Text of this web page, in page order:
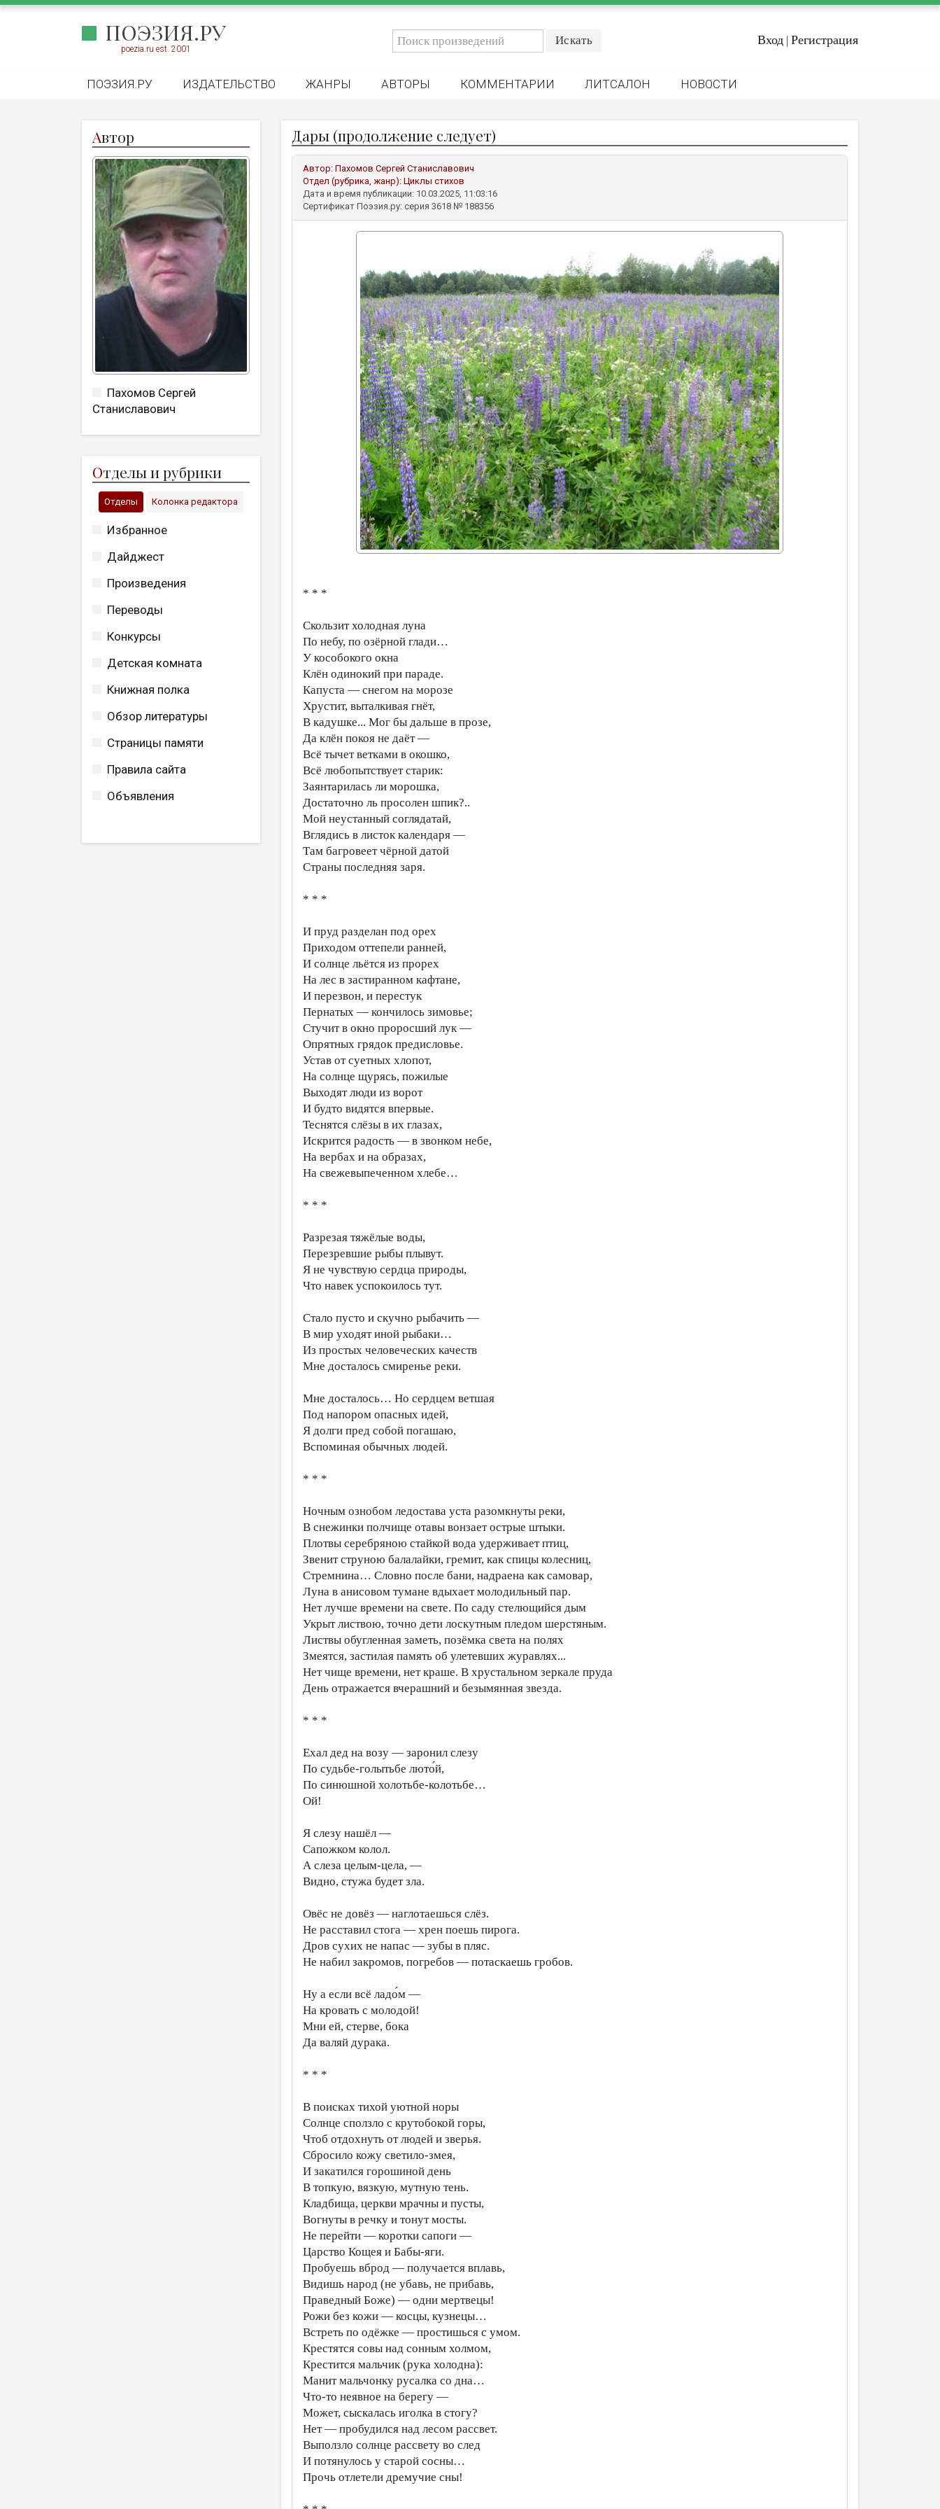
ПОЭЗИЯ.РУ
poezia.ru est. 2001
Вход | Регистрация
ПОЭЗИЯ.РУ ИЗДАТЕЛЬСТВО ЖАНРЫ АВТОРЫ КОММЕНТАРИИ ЛИТСАЛОН НОВОСТИ
Автор
Пахомов Сергей
Станиславович
Отделы и рубрики
Отделы Колонка редактора
Избранное
Дайджест
Произведения
Переводы
Конкурсы
Детская комната
Книжная полка
Обзор литературы
Страницы памяти
Правила сайта
Объявления
Дары (продолжение следует)
Автор: Пахомов Сергей Станиславович
Отдел (рубрика, жанр): Циклы стихов
Дата и время публикации: 10.03.2025, 11:03:16
Сертификат Поэзия.ру: серия 3618 № 188356
* * *
Скользит холодная луна
По небу, по озёрной глади…
У кособокого окна
Клён одинокий при параде.
Капуста — снегом на морозе
Хрустит, выталкивая гнёт,
В кадушке... Мог бы дальше в прозе,
Да клён покоя не даёт —
Всё тычет ветками в окошко,
Всё любопытствует старик:
Заянтарилась ли морошка,
Достаточно ль просолен шпик?..
Мой неустанный соглядатай,
Вглядись в листок календаря —
Там багровеет чёрной датой
Страны последняя заря.
* * *
И пруд разделан под орех
Приходом оттепели ранней,
И солнце льётся из прорех
На лес в застиранном кафтане,
И перезвон, и перестук
Пернатых — кончилось зимовье;
Стучит в окно проросший лук —
Опрятных грядок предисловье.
Устав от суетных хлопот,
На солнце щурясь, пожилые
Выходят люди из ворот
И будто видятся впервые.
Теснятся слёзы в их глазах,
Искрится радость — в звонком небе,
На вербах и на образах,
На свежевыпеченном хлебе…
* * *
Разрезая тяжёлые воды,
Перезревшие рыбы плывут.
Я не чувствую сердца природы,
Что навек успокоилось тут.
Стало пусто и скучно рыбачить —
В мир уходят иной рыбаки…
Из простых человеческих качеств
Мне досталось смиренье реки.
Мне досталось… Но сердцем ветшая
Под напором опасных идей,
Я долги пред собой погашаю,
Вспоминая обычных людей.
* * *
Ночным ознобом ледостава уста разомкнуты реки,
В снежинки полчище отавы вонзает острые штыки.
Плотвы серебряною стайкой вода удерживает птиц,
Звенит струною балалайки, гремит, как спицы колесниц,
Стремнина… Словно после бани, надраена как самовар,
Луна в анисовом тумане вдыхает молодильный пар.
Нет лучше времени на свете. По саду стелющийся дым
Укрыт листвою, точно дети лоскутным пледом шерстяным.
Листвы обугленная заметь, позёмка света на полях
Змеятся, застилая память об улетевших журавлях...
Нет чище времени, нет краше. В хрустальном зеркале пруда
День отражается вчерашний и безымянная звезда.
* * *
Ехал дед на возу — заронил слезу
По судьбе-голытьбе люто́й,
По синюшной холотьбе-колотьбе…
Ой!
Я слезу нашёл —
Сапожком колол.
А слеза целым-цела, —
Видно, стужа будет зла.
Овёс не довёз — наглотаешься слёз.
Не расставил стога — хрен поешь пирога.
Дров сухих не напас — зубы в пляс.
Не набил закромов, погребов — потаскаешь гробов.
Ну а если всё ладо́м —
На кровать с молодой!
Мни ей, стерве, бока
Да валяй дурака.
* * *
В поисках тихой уютной норы
Солнце сползло с крутобокой горы,
Чтоб отдохнуть от людей и зверья.
Сбросило кожу светило-змея,
И закатился горошиной день
В топкую, вязкую, мутную тень.
Кладбища, церкви мрачны и пусты,
Вогнуты в речку и тонут мосты.
Не перейти — коротки сапоги —
Царство Кощея и Бабы-яги.
Пробуешь вброд — получается вплавь,
Видишь народ (не убавь, не прибавь,
Праведный Боже) — одни мертвецы!
Рожи без кожи — косцы, кузнецы…
Встреть по одёжке — простишься с умом.
Крестятся совы над сонным холмом,
Крестится мальчик (рука холодна):
Манит мальчонку русалка со дна…
Что-то неявное на берегу —
Может, сыскалась иголка в стогу?
Нет — пробудился над лесом рассвет.
Выползло солнце рассвету во след
И потянулось у старой сосны…
Прочь отлетели дремучие сны!